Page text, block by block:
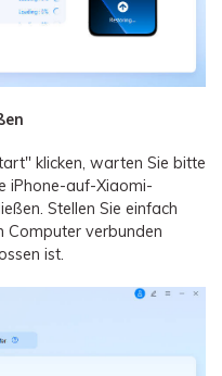
klicken, warten Sie bitte
iPhone-auf-Xiaomi-
Stellen Sie einfach
Computer verbunden
ist.